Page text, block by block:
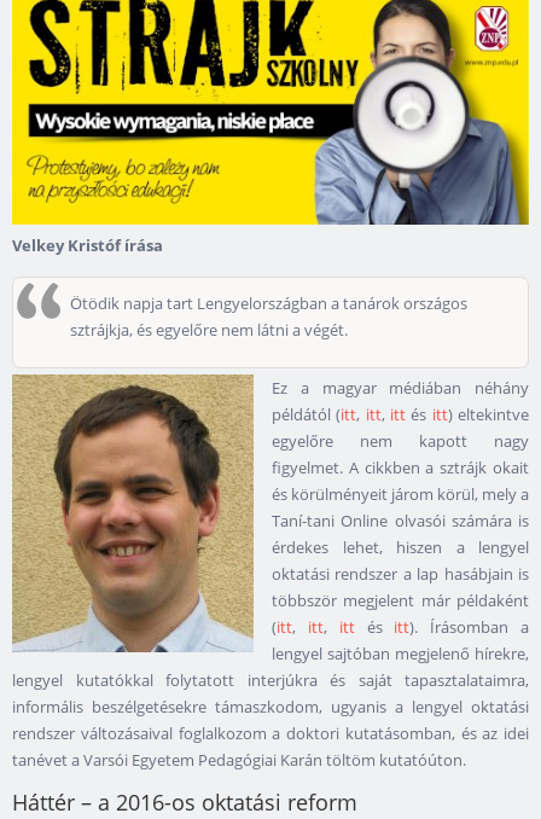
Velkey Kristóf írása
Ötödik napja tart Lengyelországban a tanárok országos
sztrájkja, és egyelőre nem látni a végét.
Ez a magyar médiában néhány
példától (itt, itt, itt és itt) eltekintve
egyelőre nem kapott nagy
figyelmet. A cikkben a sztrájk okait
és körülményeit járom körül, mely a
Taní-tani Online olvasói számára is
érdekes lehet, hiszen a lengyel
oktatási rendszer a lap hasábjain is
többször megjelent már példaként
(itt, itt, ittés itt). Írásomban a
lengyel sajtóban megjelenő hírekre,
lengyel kutatókkal folytatott interjúkra és saját tapasztalataimra,
informális beszélgetésekre támaszkodom, ugyanis a lengyel oktatási
rendszer változásaival foglalkozom a doktori kutatásomban, és az idei
tanévet a Varsói Egyetem Pedagógiai Karán töltöm kutatóúton.
Háttér – a 2016-os oktatási reform